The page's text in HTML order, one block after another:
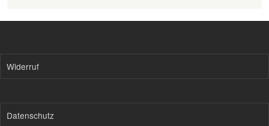
Widerruf
Datenschutz